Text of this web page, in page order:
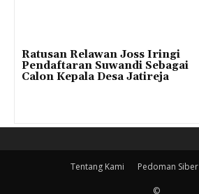
Ratusan Relawan Joss Iringi
Pendaftaran Suwandi Sebagai
Calon Kepala Desa Jatireja
Tentang Kami Pedoman Siber
©